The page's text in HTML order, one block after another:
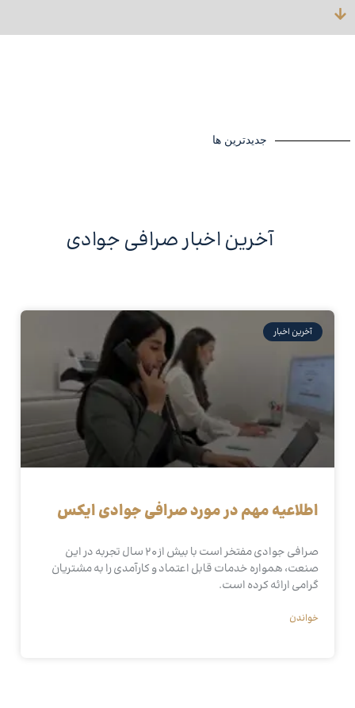
جدیدترین ها
آخرین اخبار صرافی جوادی
آخرین اخبار
اطلاعیه مهم در مورد صرافی جوادی ایکس
صرافی جوادی مفتخر است با بیش از 20 سال تجربه در این
صنعت، همواره خدمات قابل اعتماد و کارآمدی را به مشتریان
گرامی ارائه کرده است.
خواندن